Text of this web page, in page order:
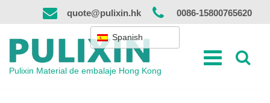
contenido
quote@pulixin.hk 0086-15800765620
Pulixin Material de embalaje Hong Kong
Spanish